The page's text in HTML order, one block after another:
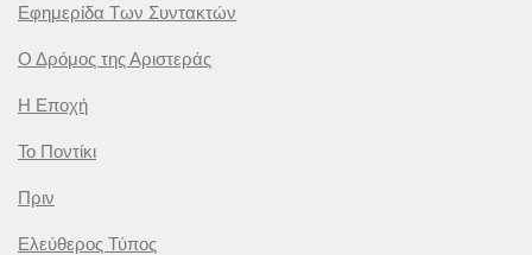
Εφημερίδα Των Συντακτών
Ο Δρόμος της Αριστεράς
Η Εποχή
Το Ποντίκι
Πριν
Ελεύθερος Τύπος